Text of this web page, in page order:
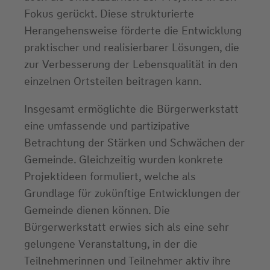
Fokus gerückt. Diese strukturierte
Herangehensweise förderte die Entwicklung
praktischer und realisierbarer Lösungen, die
zur Verbesserung der Lebensqualität in den
einzelnen Ortsteilen beitragen kann.
Insgesamt ermöglichte die Bürgerwerkstatt
eine umfassende und partizipative
Betrachtung der Stärken und Schwächen der
Gemeinde. Gleichzeitig wurden konkrete
Projektideen formuliert, welche als
Grundlage für zukünftige Entwicklungen der
Gemeinde dienen können. Die
Bürgerwerkstatt erwies sich als eine sehr
gelungene Veranstaltung, in der die
Teilnehmerinnen und Teilnehmer aktiv ihre